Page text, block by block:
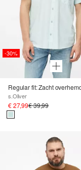
-30%
s.Oliver
€ 27,99€ 39,99